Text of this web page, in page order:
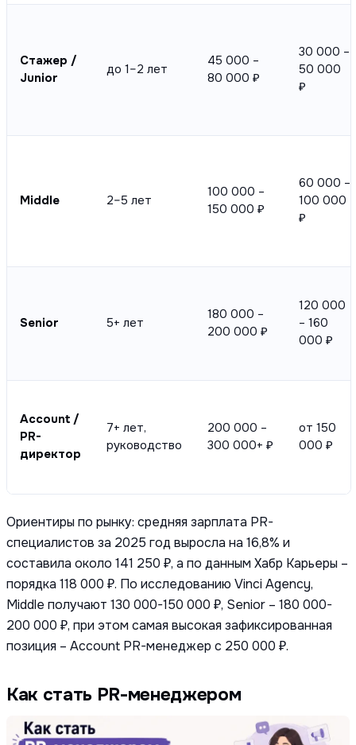
Стажер /
Junior
до 1–2 лет
45 000 –
80 000 ₽
30 000 –
50 000
₽
Middle 2–5 лет
100 000 –
150 000 ₽
60 000 –
100 000
₽
Senior 5+ лет
180 000 –
200 000 ₽
120 000
– 160
000 ₽
Account /
PR-
директор
7+ лет,
руководство
200 000 –
300 000+ ₽
от 150
000 ₽
Ориентиры по рынку: средняя зарплата PR-
специалистов за 2025 год выросла на 16,8% и
составила около 141 250 ₽, а по данным Хабр Карьеры –
порядка 118 000 ₽. По исследованию Vinci Agency,
Middle получают 130 000-150 000 ₽, Senior – 180 000-
200 000 ₽, при этом самая высокая зафиксированная
позиция – Account PR-менеджер с 250 000 ₽.
Как стать PR-менеджером